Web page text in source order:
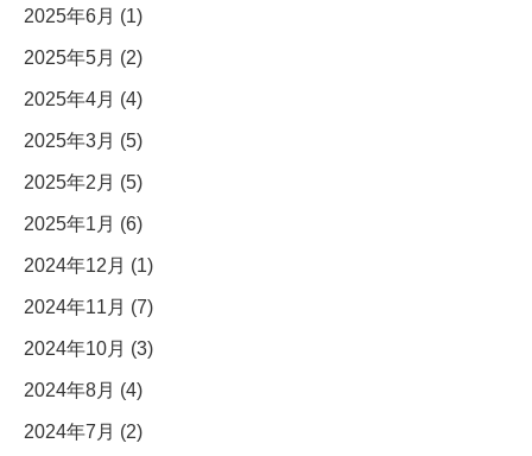
2025年6月 (1)
2025年5月 (2)
2025年4月 (4)
2025年3月 (5)
2025年2月 (5)
2025年1月 (6)
2024年12月 (1)
2024年11月 (7)
2024年10月 (3)
2024年8月 (4)
2024年7月 (2)